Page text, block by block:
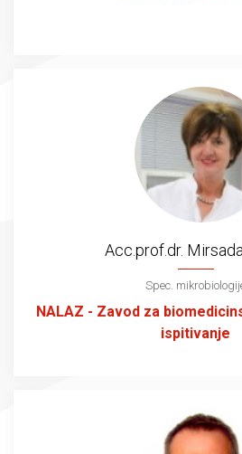
Acc.prof.dr.
Spec.
NALAZ - Zavod za
ispitivanje